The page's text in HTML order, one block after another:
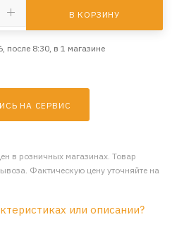
В КОРЗИНУ
после 8:30, в 1 магазине
НА СЕРВИС
в розничных магазинах. Товар
Фактическую цену уточняйте на
или описании?